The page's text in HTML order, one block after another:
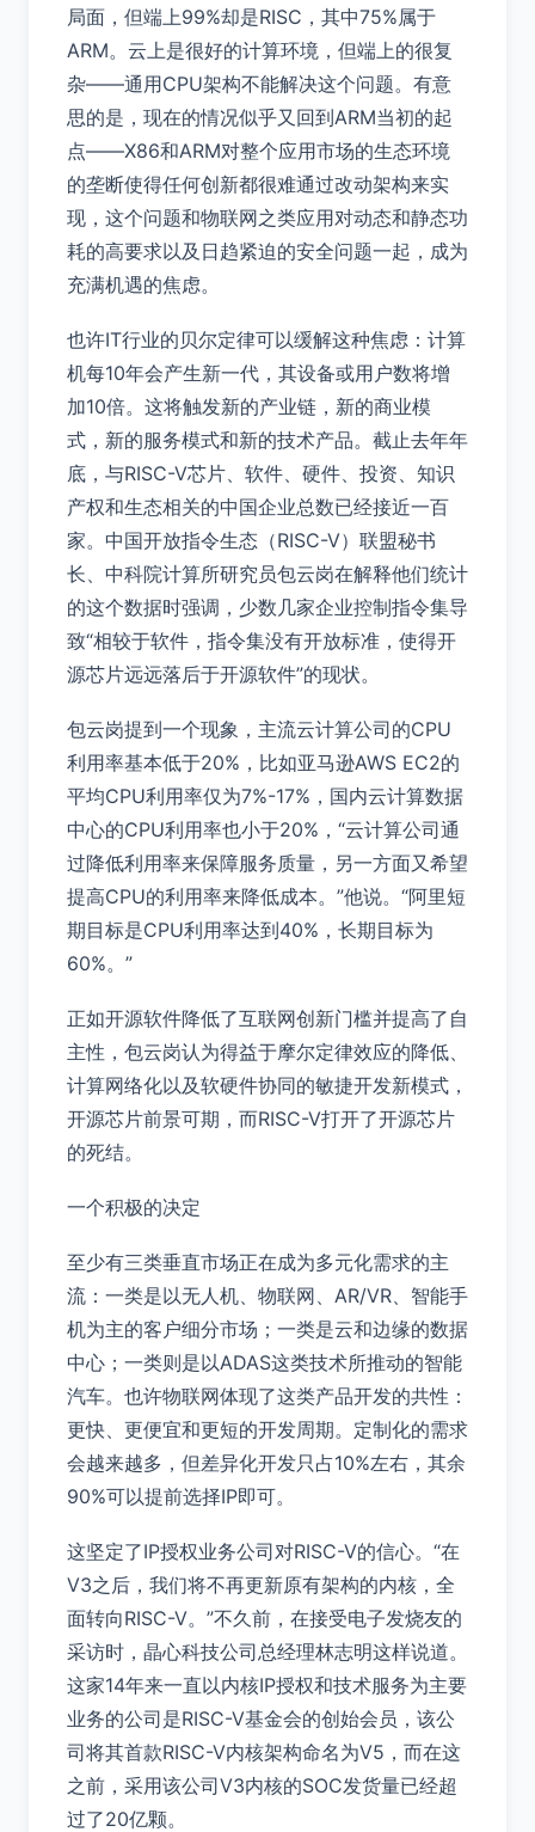
局面，但端上99%却是RISC，其中75%属于
ARM。云上是很好的计算环境，但端上的很复
杂——通用CPU架构不能解决这个问题。有意
思的是，现在的情况似乎又回到ARM当初的起
点——X86和ARM对整个应用市场的生态环境
的垄断使得任何创新都很难通过改动架构来实
现，这个问题和物联网之类应用对动态和静态功
耗的高要求以及日趋紧迫的安全问题一起，成为
充满机遇的焦虑。
也许IT行业的贝尔定律可以缓解这种焦虑：计算
机每10年会产生新一代，其设备或用户数将增
加10倍。这将触发新的产业链，新的商业模
式，新的服务模式和新的技术产品。截止去年年
底，与RISC-V芯片、软件、硬件、投资、知识
产权和生态相关的中国企业总数已经接近一百
家。中国开放指令生态（RISC-V）联盟秘书
长、中科院计算所研究员包云岗在解释他们统计
的这个数据时强调，少数几家企业控制指令集导
致“相较于软件，指令集没有开放标准，使得开
源芯片远远落后于开源软件”的现状。
包云岗提到一个现象，主流云计算公司的CPU
利用率基本低于20%，比如亚马逊AWS EC2的
平均CPU利用率仅为7%-17%，国内云计算数据
中心的CPU利用率也小于20%，“云计算公司通
过降低利用率来保障服务质量，另一方面又希望
提高CPU的利用率来降低成本。”他说。“阿里短
期目标是CPU利用率达到40%，长期目标为
60%。”
正如开源软件降低了互联网创新门槛并提高了自
主性，包云岗认为得益于摩尔定律效应的降低、
计算网络化以及软硬件协同的敏捷开发新模式，
开源芯片前景可期，而RISC-V打开了开源芯片
的死结。
一个积极的决定
至少有三类垂直市场正在成为多元化需求的主
流：一类是以无人机、物联网、AR/VR、智能手
机为主的客户细分市场；一类是云和边缘的数据
中心；一类则是以ADAS这类技术所推动的智能
汽车。也许物联网体现了这类产品开发的共性：
更快、更便宜和更短的开发周期。定制化的需求
会越来越多，但差异化开发只占10%左右，其余
90%可以提前选择IP即可。
这坚定了IP授权业务公司对RISC-V的信心。“在
V3之后，我们将不再更新原有架构的内核，全
面转向RISC-V。”不久前，在接受电子发烧友的
采访时，晶心科技公司总经理林志明这样说道。
这家14年来一直以内核IP授权和技术服务为主要
业务的公司是RISC-V基金会的创始会员，该公
司将其首款RISC-V内核架构命名为V5，而在这
之前，采用该公司V3内核的SOC发货量已经超
过了20亿颗。